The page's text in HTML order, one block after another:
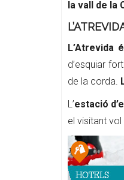
la vall de la
L’Atrevida
d’esquiar
de la corda.
L’estació
el visitant vol